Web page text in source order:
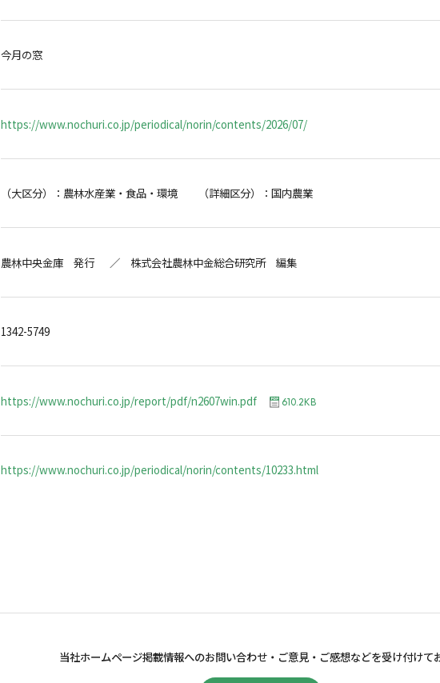
今月の窓
https://www.nochuri.co.jp/periodical/norin/contents/2026/07/
（大区分）：農林水産業・食品・環境 （詳細区分）：国内農業
農林中央金庫 発行 ／ 株式会社農林中金総合研究所 編集
1342-5749
https://www.nochuri.co.jp/report/pdf/n2607win.pdf 610.2KB
https://www.nochuri.co.jp/periodical/norin/contents/10233.html
当社ホームページ掲載情報へのお問い合わせ・ ご意見・ご感想などを受け付けて